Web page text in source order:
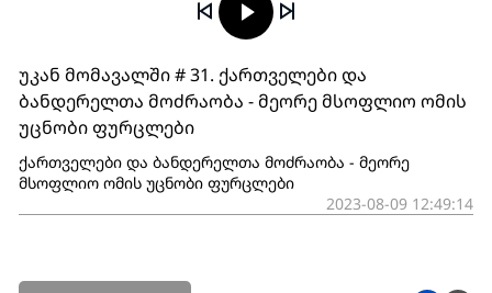
უკან მომავალში # 31. ქართველები და
ბანდერელთა მოძრაობა - მეორე მსოფლიო ომის
უცნობი ფურცლები
ქართველები და ბანდერელთა მოძრაობა - მეორე
მსოფლიო ომის უცნობი ფურცლები
2023-08-09 12:49:14